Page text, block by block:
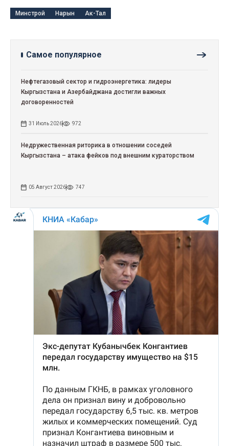
Минстрой Нарын Ак-Тал
Самое популярное
Нефтегазовый сектор и гидроэнергетика: лидеры
Кыргызстана и Азербайджана достигли важных
договоренностей
31 Июль 2026 972
Недружественная риторика в отношении соседей
Кыргызстана – атака фейков под внешним кураторством
05 Август 2026 747